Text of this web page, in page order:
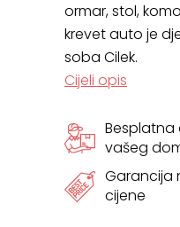
x
210
količina
ormar, stol,
krevet auto je
soba Cilek.
Cijeli opis
vašeg
Garancija
cijene